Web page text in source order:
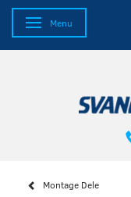
Toggle navigation
Menu
Montage Dele